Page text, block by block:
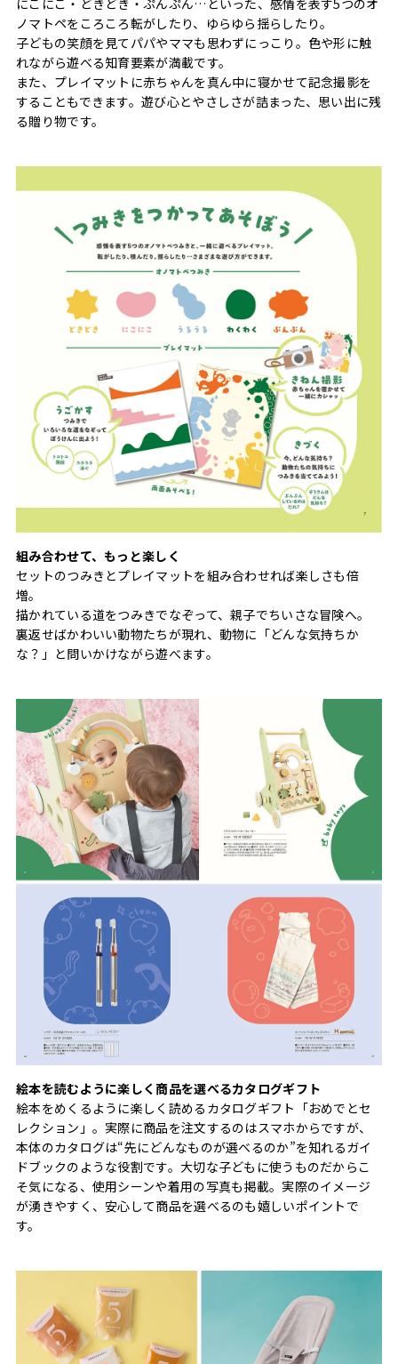
ノマトペをころころ転がしたり、ゆらゆら揺らしたり。
子どもの笑顔を見てパパやママも思わずにっこり。色や形に触
れながら遊べる知育要素が満載です。
また、プレイマットに赤ちゃんを真ん中に寝かせて記念撮影を
することもできます。遊び心とやさしさが詰まった、思い出に残
る贈り物です。
組み合わせて、もっと楽しく
セットのつみきとプレイマットを組み合わせれば楽しさも倍
増。
描かれている道をつみきでなぞって、親子でちいさな冒険へ。
裏返せばかわいい動物たちが現れ、動物に「どんな気持ちか
な？」と問いかけながら遊べます。
絵本を読むように楽しく商品を選べるカタログギフト
絵本をめくるように楽しく読めるカタログギフト「おめでとセ
レクション」。実際に商品を注文するのはスマホからですが、
本体のカタログは“先にどんなものが選べるのか”を知れるガイ
ドブックのような役割です。大切な子どもに使うものだからこ
そ気になる、使用シーンや着用の写真も掲載。実際のイメージ
が湧きやすく、安心して商品を選べるのも嬉しいポイントで
す。